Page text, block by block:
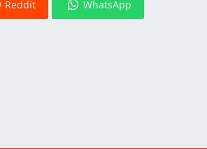
Reddit WhatsApp